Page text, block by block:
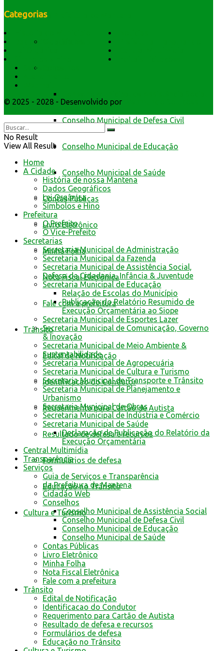
da Prefeitura de Mantena
Conselho Municipal de Defesa Civil
Conselho Municipal de Educação
Conselho Municipal de Saúde
Contas Públicas
Livro Eletrônico
Minha Folha
Nota Fiscal Eletrônica
Fale com a prefeitura
Trânsito
Edital de Notificação
Identificacao do Condutor
Requerimento para Cartão de Autista
Resultado de defesa e recursos
Formulários de defesa
Educação no Trânsito
Cultura e Turismo
Categorias
Dados Geográficos
Secretarios
© 2025 - 2028 - Desenvolvido por
No Result
View All Result
Home
A Cidade
História de nossa Mantena
Dados Geográficos
Lei Orgânica
Símbolos e Hino
Prefeitura
O Prefeito
O Vice-Prefeito
Secretarias
Secretaria Municipal de Administração
Secretaria Municipal da Fazenda
Secretaria Municipal de Assistência Social,
Defesa da Cidadania, Infância & Juventude
Secretaria Municipal de Educação
Relação de Escolas do Município
Publicação do Relatório Resumido de
Execução Orçamentária ao Siope
Secretaria Municipal de Esportes Lazer
Secretaria Municipal de Comunicação, Governo
& Inovação
Secretaria Municipal de Meio Ambiente &
Sustentabilidade
Secretaria Municipal de Agropecuária
Secretaria Municipal de Cultura e Turismo
Secretaria Municipal de Transporte e Trânsito
Secretaria Municipal de Planejamento e
Urbanismo
Secretaria Municipal de Obras
Secretaria Municipal de Indústria e Comércio
Secretaria Municipal de Saúde
Declaração de Publicação do Relatório da
Execução Orçamentária
Central Multimídia
Transparência
Serviços
Guia de Serviços e Transparência
da Prefeitura de Mantena
Cidadão Web
Conselhos
Conselho Municipal de Assistência Social
Conselho Municipal de Defesa Civil
Conselho Municipal de Educação
Conselho Municipal de Saúde
Contas Públicas
Livro Eletrônico
Minha Folha
Nota Fiscal Eletrônica
Fale com a prefeitura
Trânsito
Edital de Notificação
Identificacao do Condutor
Requerimento para Cartão de Autista
Resultado de defesa e recursos
Formulários de defesa
Educação no Trânsito